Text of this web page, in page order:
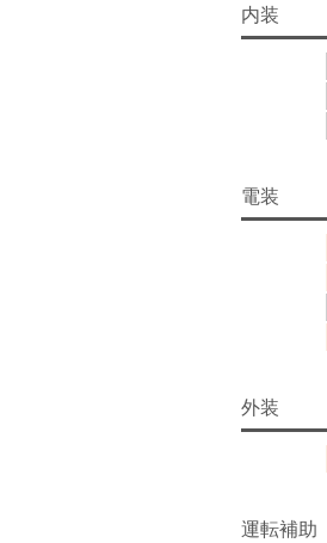
内装
電装
外装
運転補助